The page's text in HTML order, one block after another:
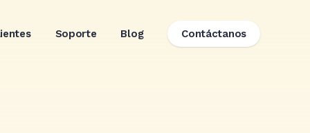
Soporte Blog Contáctanos